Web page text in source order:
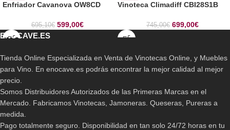
Enfriador Cavanova OW8CD
695,10€ 599,00€
Vinoteca Climadiff CBI28S1B
745,00€ 699,00€
ENOCAVE.ES
Tienda Online Especializada en Venta de Vinotecas Online, y Muebles
para Vino. En enocave.es podrás encontrar la mejor calidad al mejor
precio.
Somos Distribuidores Autorizados de las Primeras Marcas en el
Mercado. Fabricamos Vinotecas, Jamoneras. Queseras, Pureras a
medida.
Pago totalmente seguro. Disponibilidad en tan solo 24/72 horas en tu